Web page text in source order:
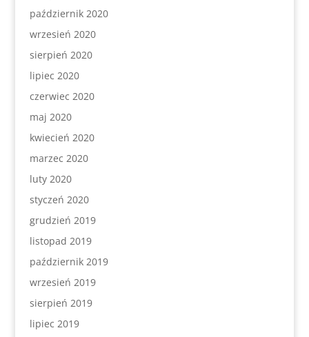
październik 2020
wrzesień 2020
sierpień 2020
lipiec 2020
czerwiec 2020
maj 2020
kwiecień 2020
marzec 2020
luty 2020
styczeń 2020
grudzień 2019
listopad 2019
październik 2019
wrzesień 2019
sierpień 2019
lipiec 2019